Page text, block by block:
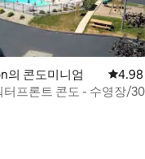
115개
의 콘도미니엄 평점
4.98
터프론트 콘도 - 수영장/